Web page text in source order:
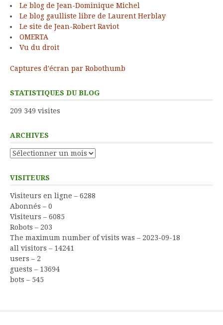
Le blog de Jean-Dominique Michel
Le blog gaulliste libre de Laurent Herblay
Le site de Jean-Robert Raviot
OMERTA
Vu du droit
Captures d'écran par Robothumb
STATISTIQUES DU BLOG
209 349 visites
ARCHIVES
Archives
VISITEURS
Visiteurs en ligne – 6288
Abonnés – 0
Visiteurs – 6085
Robots – 203
The maximum number of visits was – 2023-09-18
all visitors – 14241
users – 2
guests – 13694
bots – 545